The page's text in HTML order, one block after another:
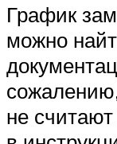
График
можно
не